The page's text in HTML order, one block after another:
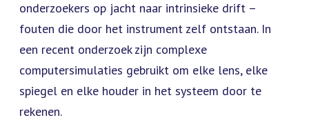
onderzoekers op jacht naar intrinsieke drift –
fouten die door het instrument zelf ontstaan. In
een recent onderzoek zijn complexe
computersimulaties gebruikt om elke lens, elke
spiegel en elke houder in het systeem door te
rekenen.